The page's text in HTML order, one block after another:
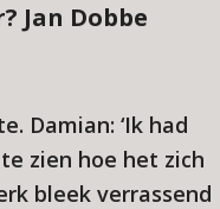
Jan Dobbe
Damian: ‘Ik had
zien hoe het zich
bleek verrassend